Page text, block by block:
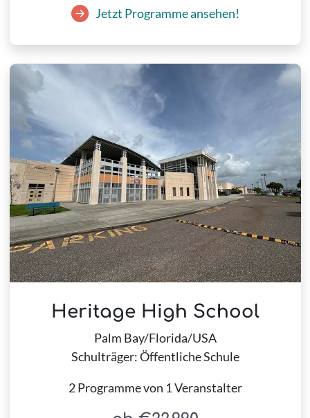
Jetzt Programme ansehen!
Heritage High School
Palm Bay/Florida/USA
Schulträger: Öffentliche Schule
2 Programme von 1 Veranstalter